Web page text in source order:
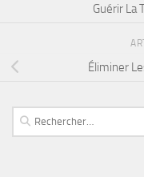
Guérir La
Éliminer
Rechercher :